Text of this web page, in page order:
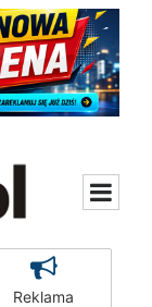
Reklama